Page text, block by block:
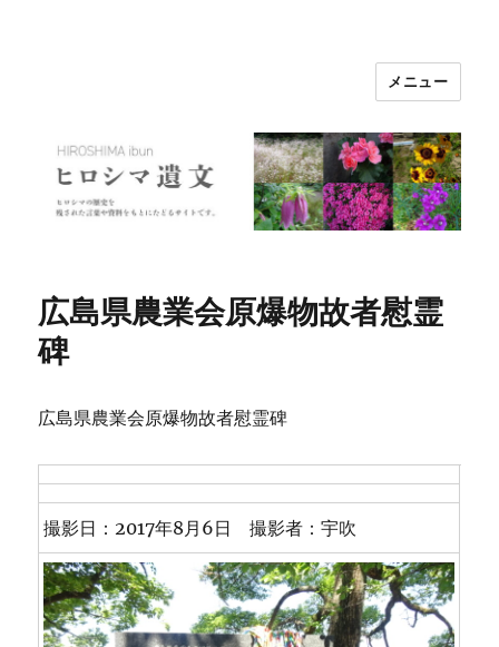
メニュー
広島県農業会原爆物故者慰霊
碑
広島県農業会原爆物故者慰霊碑
撮影日：2017年8月6日 撮影者：宇吹